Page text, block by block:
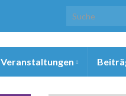
Veranstaltungen